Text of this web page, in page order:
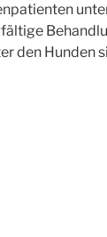
den Hunden